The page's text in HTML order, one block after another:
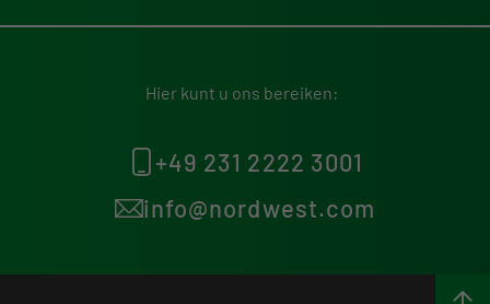
Hier kunt u ons bereiken:
+49 231 2222 3001
info@nordwest.com